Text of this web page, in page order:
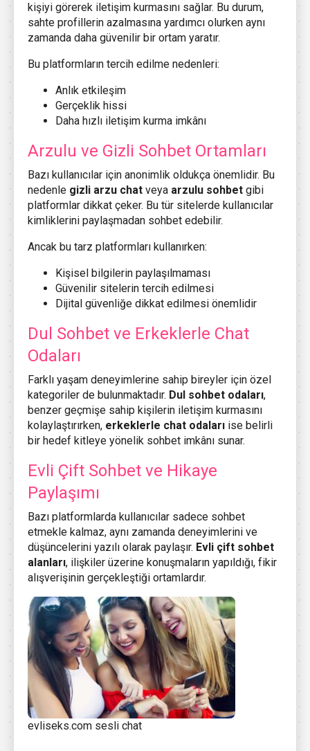
kişiyi görerek iletişim kurmasını sağlar. Bu durum,
sahte profillerin azalmasına yardımcı olurken aynı
zamanda daha güvenilir bir ortam yaratır.
Bu platformların tercih edilme nedenleri:
Anlık etkileşim
Gerçeklik hissi
Daha hızlı iletişim kurma imkânı
Arzulu ve Gizli Sohbet Ortamları
Bazı kullanıcılar için anonimlik oldukça önemlidir. Bu
nedenle gizli arzu chat veya arzulu sohbet gibi
platformlar dikkat çeker. Bu tür sitelerde kullanıcılar
kimliklerini paylaşmadan sohbet edebilir.
Ancak bu tarz platformları kullanırken:
Kişisel bilgilerin paylaşılmaması
Güvenilir sitelerin tercih edilmesi
Dijital güvenliğe dikkat edilmesi önemlidir
Dul Sohbet ve Erkeklerle Chat
Odaları
Farklı yaşam deneyimlerine sahip bireyler için özel
kategoriler de bulunmaktadır. Dul sohbet odaları,
benzer geçmişe sahip kişilerin iletişim kurmasını
kolaylaştırırken, erkeklerle chat odaları ise belirli
bir hedef kitleye yönelik sohbet imkânı sunar.
Evli Çift Sohbet ve Hikaye
Paylaşımı
Bazı platformlarda kullanıcılar sadece sohbet
etmekle kalmaz, aynı zamanda deneyimlerini ve
düşüncelerini yazılı olarak paylaşır. Evli çift sohbet
alanları, ilişkiler üzerine konuşmaların yapıldığı, fikir
alışverişinin gerçekleştiği ortamlardır.
evliseks.com sesli chat